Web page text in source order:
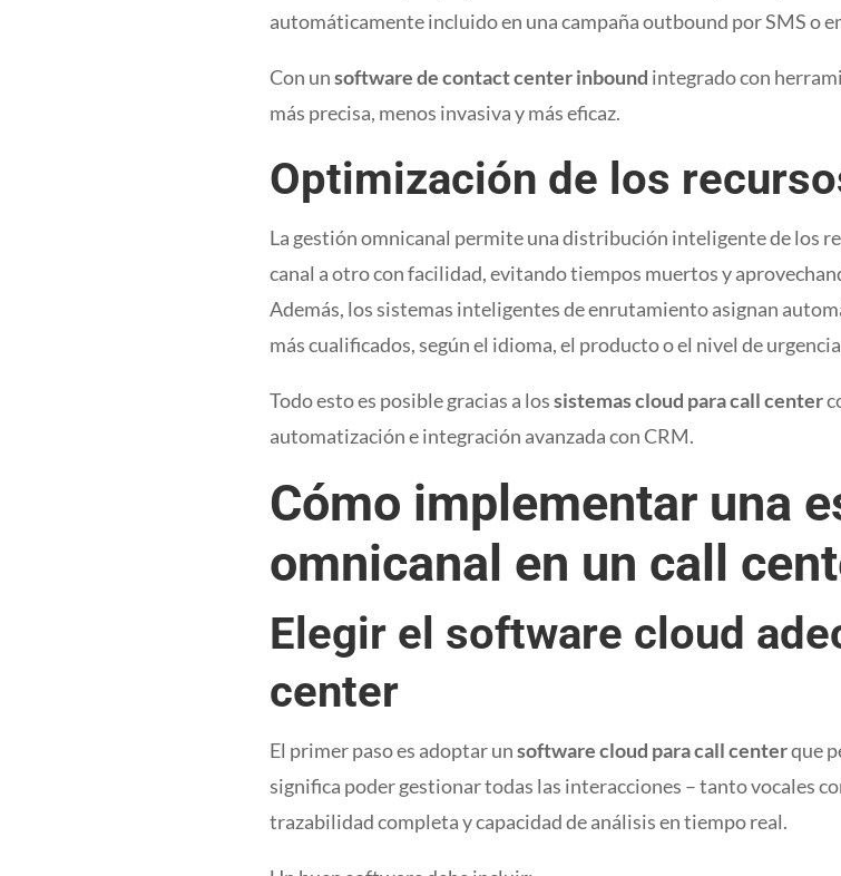
automáticamente incluido en una campaña outbound por SMS o
Con unsoftware de contact center inbound integrado con
más precisa, menos invasiva y más eficaz.
Optimización de los
La gestión omnicanal permite una distribución inteligente de los
canal a otro con facilidad, evitando tiempos muertos y
Además, los sistemas inteligentes de enrutamiento asignan
más cualificados, según el idioma, el producto o el nivel de
Todo esto es posible gracias a lossistemas cloud para call center
automatización e integración avanzada con CRM.
Cómo implementar una
omnicanal en un call
Elegir el software cloud
center
El primer paso es adoptar unsoftware cloud para call centerque
significa poder gestionar todas las interacciones – tanto vocales
trazabilidad completa y capacidad de análisis en tiempo real.